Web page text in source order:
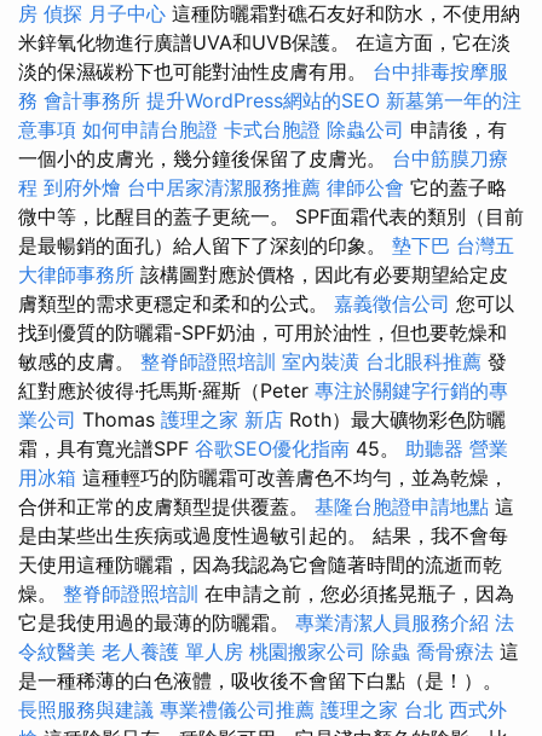
房 偵探 月子中心 這種防曬霜對礁石友好和防水，不使用納
米鋅氧化物進行廣譜UVA和UVB保護。 在這方面，它在淡
淡的保濕碳粉下也可能對油性皮膚有用。 台中排毒按摩服
務 會計事務所 提升WordPress網站的SEO 新墓第一年的注
意事項 如何申請台胞證 卡式台胞證 除蟲公司 申請後，有
一個小的皮膚光，幾分鐘後保留了皮膚光。 台中筋膜刀療
程 到府外燴 台中居家清潔服務推薦 律師公會 它的蓋子略
微中等，比醒目的蓋子更統一。 SPF面霜代表的類別（目前
是最暢銷的面孔）給人留下了深刻的印象。 墊下巴 台灣五
大律師事務所 該構圖對應於價格，因此有必要期望給定皮
膚類型的需求更穩定和柔和的公式。 嘉義徵信公司 您可以
找到優質的防曬霜-SPF奶油，可用於油性，但也要乾燥和
敏感的皮膚。 整脊師證照培訓 室內裝潢 台北眼科推薦 發
紅對應於彼得·托馬斯·羅斯（Peter 專注於關鍵字行銷的專
業公司 Thomas 護理之家 新店 Roth）最大礦物彩色防曬
霜，具有寬光譜SPF 谷歌SEO優化指南 45。 助聽器 營業
用冰箱 這種輕巧的防曬霜可改善膚色不均勻，並為乾燥，
合併和正常的皮膚類型提供覆蓋。 基隆台胞證申請地點 這
是由某些出生疾病或過度性過敏引起的。 結果，我不會每
天使用這種防曬霜，因為我認為它會隨著時間的流逝而乾
燥。 整脊師證照培訓 在申請之前，您必須搖晃瓶子，因為
它是我使用過的最薄的防曬霜。 專業清潔人員服務介紹 法
令紋醫美 老人養護 單人房 桃園搬家公司 除蟲 喬骨療法 這
是一種稀薄的白色液體，吸收後不會留下白點（是！）。
長照服務與建議 專業禮儀公司推薦 護理之家 台北 西式外